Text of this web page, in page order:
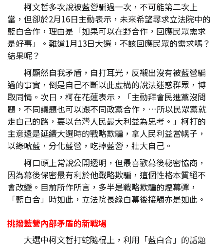
柯文哲多次說被藍營騙過一次，不可能第二次上
當，但卻於2月16日主動表示，未來希望尋求立法院中的
藍白合作，理由是「如果可以在野合作，回應民眾需求
是好事」。難道1月13日大選，不該回應民眾的需求嗎？
結果呢？
柯顯然自我矛盾，自打耳光，反襯出沒有被藍營騙
過的事實，倒是自己不斷以此虛構的說法迷惑群眾，博
取同情。次日，柯在花蓮表示，「主動拜會民進黨沒問
題，不同議題也可以跟不同政黨合作，…所以民眾黨就
走自己的路，要以台灣人民最大利益為思考。」柯打的
主意還是延續大選時的戰略欺騙，拿人民利益當幌子，
以綠唬藍，分化藍營，吃掉藍營，壯大自己。
柯口頭上常說公開透明，但最喜歡幕後秘密協商，
因為幕後保密最有利於他戰略欺騙，這個性格本質絕不
會改變。目前所作所言，多半是戰略欺騙的煙幕彈，
「藍白合」時如此，立法院長綠白幕後接觸亦是如此。
挑撥藍營內部矛盾的新戰場
大選中柯文哲打蛇隨棍上，利用「藍白合」的話題